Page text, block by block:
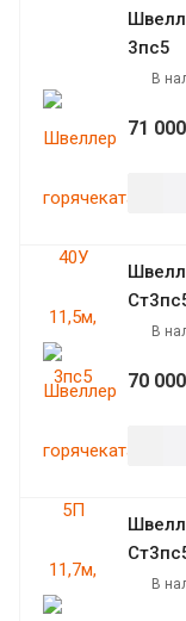
3пс5
В
71
В
70
В